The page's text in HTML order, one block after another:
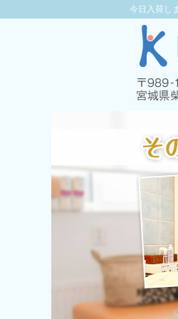
今日入荷し